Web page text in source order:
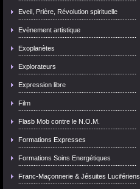
Eveil, Prière, Révolution spirituelle
Evènement artistique
Exoplanètes
Explorateurs
Expression libre
Film
Flasb Mob contre le N.O.M.
Formations Expresses
Formations Soins Energétiques
Franc-Maçonnerie & Jésuites Lucifériens